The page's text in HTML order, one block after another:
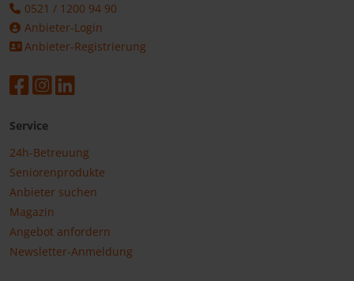
0521 / 1200 94 90
Anbieter-Login
Anbieter-Registrierung
Service
24h-Betreuung
Seniorenprodukte
Anbieter suchen
Magazin
Angebot anfordern
Newsletter-Anmeldung